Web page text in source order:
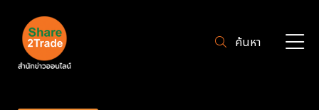
ค้นหา